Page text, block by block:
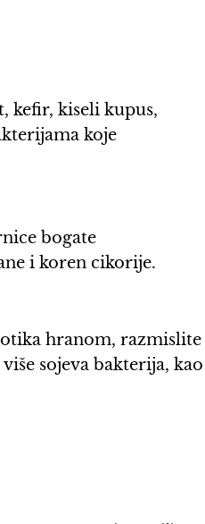
kefir, kiseli kupus,
koje
bogate
i koren cikorije.
hranom, razmislite
sojeva bakterija, kao